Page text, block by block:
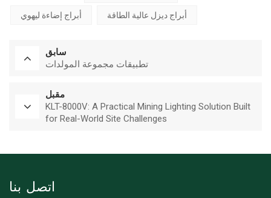
أبراج إضاءة ليهوي أبراج ديزل عالية الطاقة
سابق
تطبيقات مجموعة المولدات
مقبل
KLT-8000V: A Practical Mining Lighting Solution Built
for Real-World Site Challenges
اتصل بنا